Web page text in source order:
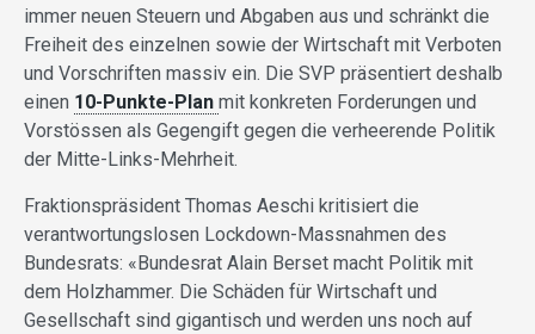
immer neuen Steuern und Abgaben aus und schränkt die
Freiheit des einzelnen sowie der Wirtschaft mit Verboten
und Vorschriften massiv ein. Die SVP präsentiert deshalb
einen 10-Punkte-Plan mit konkreten Forderungen und
Vorstössen als Gegengift gegen die verheerende Politik
der Mitte-Links-Mehrheit.
Fraktionspräsident Thomas Aeschi kritisiert die
verantwortungslosen Lockdown-Massnahmen des
Bundesrats: «Bundesrat Alain Berset macht Politik mit
dem Holzhammer. Die Schäden für Wirtschaft und
Gesellschaft sind gigantisch und werden uns noch auf